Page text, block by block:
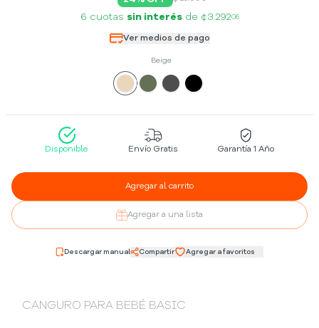
6 cuotas sin interésde ¢3.29206
Ver medios de pago
Beige
Disponible Envío Gratis Garantía 1 Año
Agregar al carrito
Agregar a una lista
Descargar manual Compartir Agregar a favoritos
CANGURO PARA BEBÉ BASIC